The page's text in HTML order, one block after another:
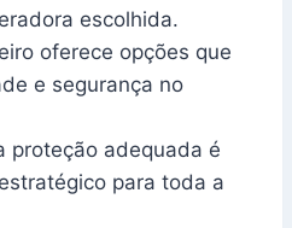
escolhida.
oferece opções que
e segurança no
proteção adequada é
para toda a